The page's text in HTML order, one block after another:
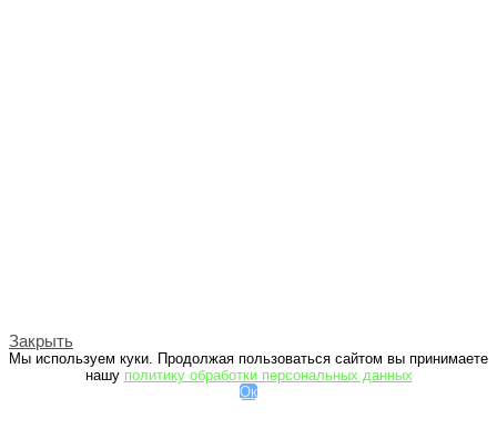
Закрыть
Мы используем куки. Продолжая пользоваться сайтом вы принимаете
нашу политику обработки персональных данных
Ок